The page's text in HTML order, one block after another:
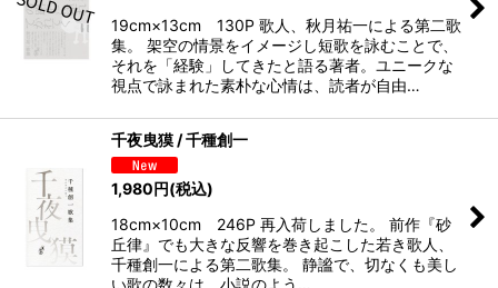
19cm×13cm 130P 歌人、秋月祐一による第二歌
集。 架空の情景をイメージし短歌を詠むことで、
それを「経験」してきたと語る著者。ユニークな
視点で詠まれた素朴な心情は、読者が自由…
千夜曳獏 / 千種創一
1,980円(税込)
18cm×10cm 246P 再入荷しました。 前作『砂
丘律』でも大きな反響を巻き起こした若き歌人、
千種創一による第二歌集。 静謐で、切なくも美し
い歌の数々は、小説のよう…